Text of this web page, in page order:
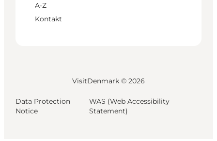
A-Z
Kontakt
VisitDenmark © 2026
Data Protection
Notice
WAS (Web Accessibility
Statement)